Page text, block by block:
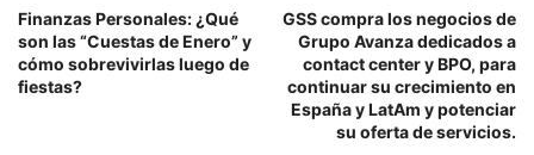
Finanzas Personales: ¿Qué
son las “Cuestas de Enero” y
cómo sobrevivirlas luego de
fiestas?
GSS compra los negocios de
Grupo Avanza dedicados a
contact center y BPO, para
continuar su crecimiento en
España y LatAm y potenciar
su oferta de servicios.